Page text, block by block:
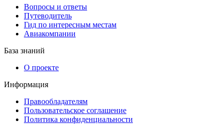
Вопросы и ответы
Путеводитель
Гид по интересным местам
Авиакомпании
База знаний
О проекте
Информация
Правообладателям
Пользовательское соглашение
Политика конфиденциальности